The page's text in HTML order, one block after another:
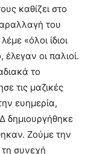
καθίζει στο
του
«όλοι ίδιοι
οι παλιοί.
το
τις μαζικές
ευημερία,
δημιουργήθηκε
Ζούμε την
συνεχή